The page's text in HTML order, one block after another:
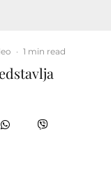
· 1 min read